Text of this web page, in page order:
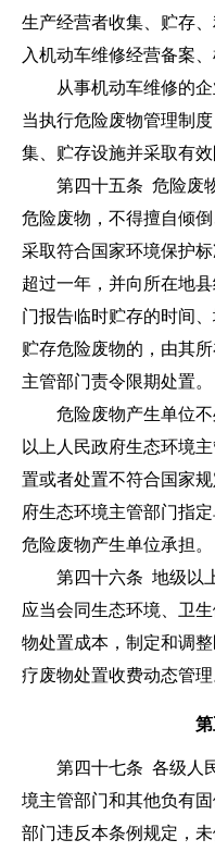
生产经营者收集、贮存
入机动车维修经营备案、
从事机动车维修的
当执行危险废物管理制
集、贮存设施并采取有效
第四十五条 危险废
危险废物，不得擅自倾
采取符合国家环境保护
超过一年，并向所在地
门报告临时贮存的时间
贮存危险废物的，由其
主管部门责令限期处置。
危险废物产生单位
以上人民政府生态环境
置或者处置不符合国家
府生态环境主管部门指
危险废物产生单位承担。
第四十六条 地级以
应当会同生态环境、卫
物处置成本，制定和调
疗废物处置收费动态管理
第四十七条 各级人
境主管部门和其他负有
部门违反本条例规定，